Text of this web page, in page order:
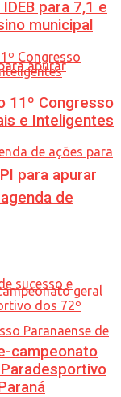
para apurar
para 7,1 e
municipal
11º Congresso
e Inteligentes
de
campeonato